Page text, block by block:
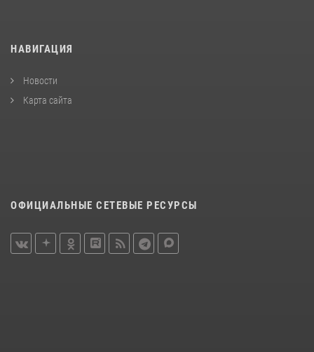
НАВИГАЦИЯ
Новости
Карта сайта
ОФИЦИАЛЬНЫЕ СЕТЕВЫЕ РЕСУРСЫ